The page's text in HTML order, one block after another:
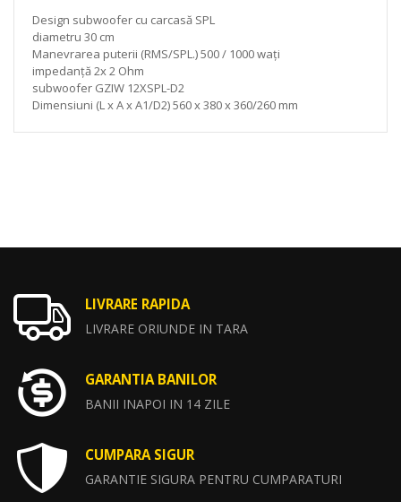
Design subwoofer cu carcasă SPL
diametru 30 cm
Manevrarea puterii (RMS/SPL.) 500 / 1000 wați
impedanță 2x 2 Ohm
subwoofer GZIW 12XSPL-D2
Dimensiuni (L x A x A1/D2) 560 x 380 x 360/260 mm
LIVRARE RAPIDA
LIVRARE ORIUNDE IN TARA
GARANTIA BANILOR
BANII INAPOI IN 14 ZILE
CUMPARA SIGUR
GARANTIE SIGURA PENTRU CUMPARATURI